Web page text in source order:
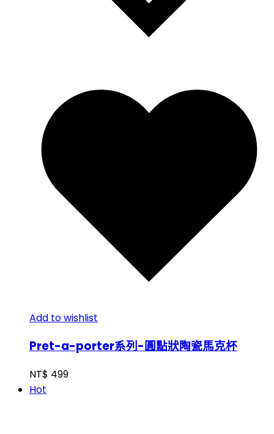
Add to wishlist
Pret-a-porter系列-圓點狀陶瓷馬克杯
NT$ 499
Hot